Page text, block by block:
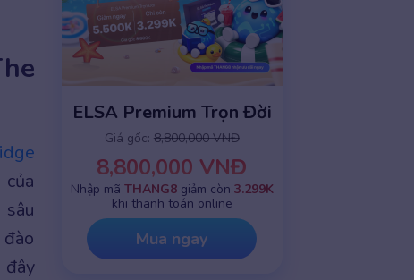
đây
ELSA Premium Trọn Đời
Giá gốc: 8,800,000 VNĐ
8,800,000 VNĐ
Nhập mã THANG8giảm còn 3.299K
khi thanh toán online
Mua ngay